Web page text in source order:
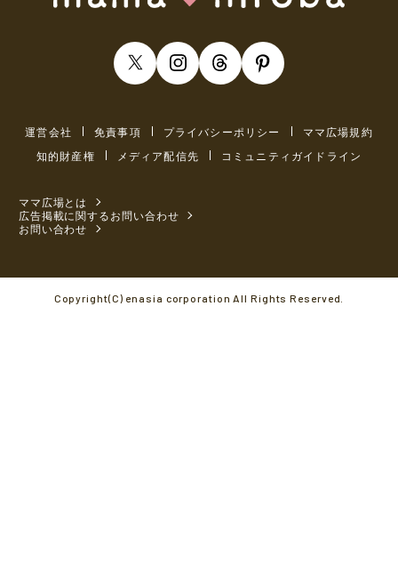
運営会社 免責事項 プライバシーポリシー
ママ広場規約
知的財産権
メディア配信先 コミュニティガイドライン
ママ広場とは
広告掲載に関するお問い合わせ
お問い合わせ
Copyright(C) enasia corporation All Rights Reserved.